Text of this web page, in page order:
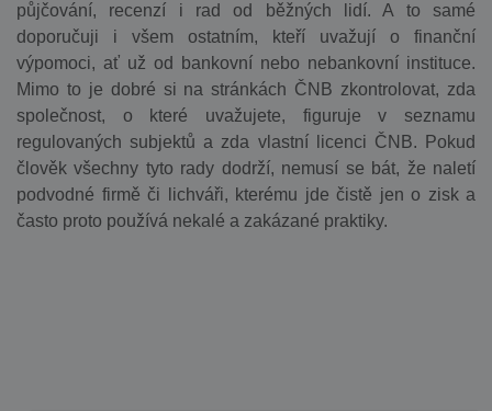
půjčování, recenzí i rad od běžných lidí. A to samé
doporučuji i všem ostatním, kteří uvažují o finanční
výpomoci, ať už od bankovní nebo nebankovní instituce.
Mimo to je dobré si na stránkách ČNB zkontrolovat, zda
společnost, o které uvažujete, figuruje v seznamu
regulovaných subjektů a zda vlastní licenci ČNB. Pokud
člověk všechny tyto rady dodrží, nemusí se bát, že naletí
podvodné firmě či lichváři, kterému jde čistě jen o zisk a
často proto používá nekalé a zakázané praktiky.